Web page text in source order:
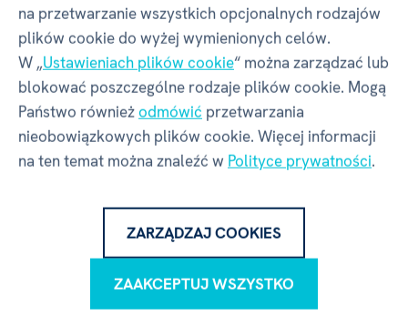
Pliki do pobrania
Ciało człowieka BNL, 111.47 MB
Opinie5
na przetwarzanie wszystkich opcjonalnych rodzajów
plików cookie do wyżej wymienionych celów.
W „Ustawieniach plików cookie“ można zarządzać lub
blokować poszczególne rodzaje plików cookie. Mogą
Państwo równieżodmówić przetwarzania
nieobowiązkowych plików cookie. Więcej informacji
na ten temat można znaleźć w Polityce prywatności.
ZARZĄDZAJ COOKIES
ZAAKCEPTUJ WSZYSTKO